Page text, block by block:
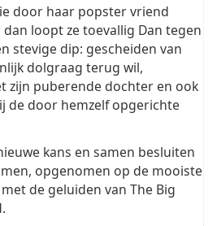
door haar popster vriend
loopt ze toevallig Dan tegen
stevige dip: gescheiden van
dolgraag terug wil,
zijn puberende dochter en ook
de door hemzelf opgerichte
kans en samen besluiten
opgenomen op de mooiste
de geluiden van The Big